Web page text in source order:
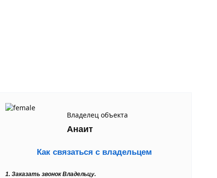
Владелец объекта
Анаит
Как связаться с владельцем
1. Заказать звонок Владельцу.